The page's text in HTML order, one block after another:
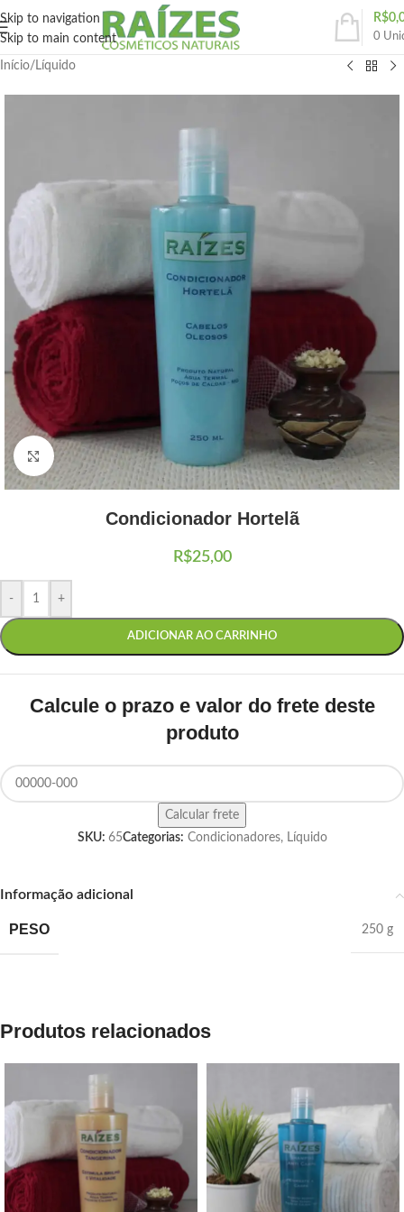
Skip to navigation
Skip to main content
0
R$
Início/ Líquido
Clique para ampliar
Condicionador Hortelã
R$25,00
- +
ADICIONAR AO CARRINHO
Calcule o prazo e valor do frete deste
produto
SKU: 65Categorias: Condicionadores, Líquido
Informação adicional
PESO 250 g
Produtos relacionados